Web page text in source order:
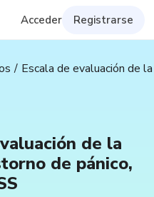
Acceder Registrarse
Escala de evaluación de
de la
de pánico,